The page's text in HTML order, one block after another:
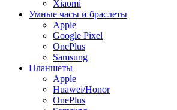
Xiaomi
Умные часы и браслеты
Apple
Google Pixel
OnePlus
Samsung
Планшеты
Apple
Huawei/Honor
OnePlus